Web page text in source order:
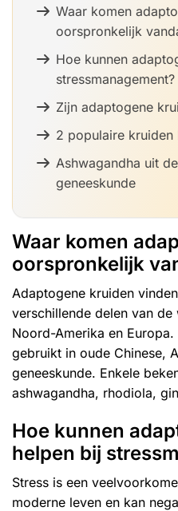
Waar komen
oorspronkelijk
Hoe kunnen
stressmanagement?
Zijn adaptogene
2 populaire kruiden
Ashwagandha uit
geneeskunde
Waar komen
oorspronkelijk
Adaptogene kruiden
verschillende delen van
Noord-Amerika en Europa.
gebruikt in oude Chinese,
geneeskunde. Enkele
ashwagandha, rhodiola,
Hoe kunnen
helpen bij
Stress is een
moderne leven en kan